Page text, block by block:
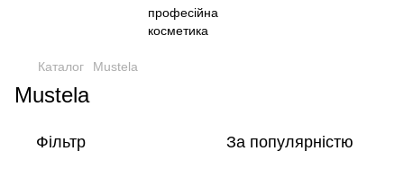
Каталог Mustela
Mustela
Фільтр За популярністю